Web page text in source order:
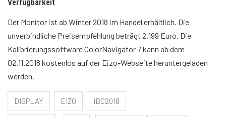
Verfügbarkeit
Der Monitor ist ab Winter 2018 im Handel erhältlich. Die
unverbindliche Preisempfehlung beträgt 2.199 Euro. Die
Kalibrierungssoftware ColorNavigator 7 kann ab dem
02.11.2018 kostenlos auf der Eizo-Webseite heruntergeladen
werden.
DISPLAY EIZO IBC2018